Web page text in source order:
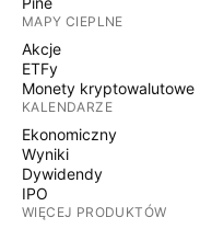
MAPY CIEPLNE
Akcje
ETFy
Monety kryptowalutowe
KALENDARZE
Ekonomiczny
Wyniki
Dywidendy
IPO
WIĘCEJ PRODUKTÓW